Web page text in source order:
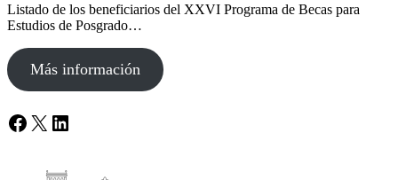
Listado de los beneficiarios del XXVI Programa de Becas para
Estudios de Posgrado…
Más información
Facebook
X LinkedIn